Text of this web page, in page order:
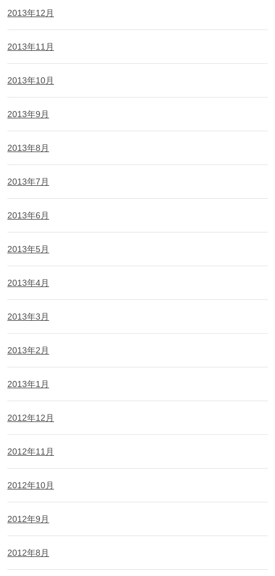
2013年12月
2013年11月
2013年10月
2013年9月
2013年8月
2013年7月
2013年6月
2013年5月
2013年4月
2013年3月
2013年2月
2013年1月
2012年12月
2012年11月
2012年10月
2012年9月
2012年8月